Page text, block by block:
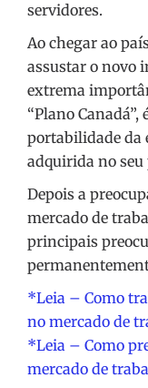
servidores.
Ao chegar ao
assustar o novo
extrema
“Plano Canadá”,
portabilidade da
adquirida no seu
Depois a
mercado de
principais
*Leia – Como
no mercado de
*Leia – Como
mercado de